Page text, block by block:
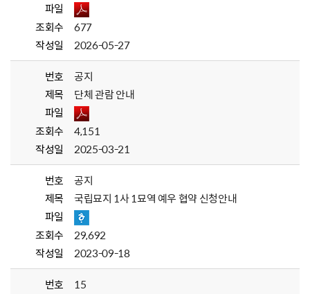
파일
조회수
677
작성일
2026-05-27
번호
공지
제목
단체 관람 안내
파일
조회수
4,151
작성일
2025-03-21
번호
공지
제목
국립묘지 1사 1묘역 예우 협약 신청안내
파일
조회수
29,692
작성일
2023-09-18
번호
15